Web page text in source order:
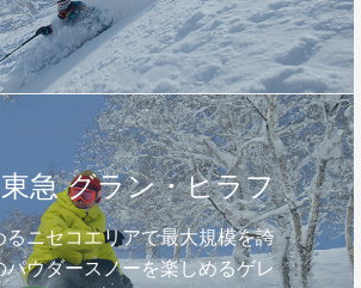
急 グラン・ヒラフ
るニセコエリアで最大規模を誇
パウダースノーを楽しめるゲレ